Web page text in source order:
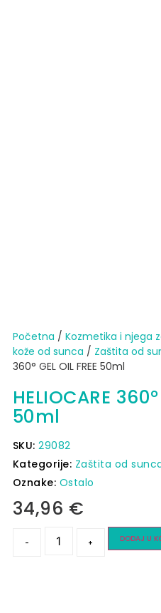
Početna / Kozmetika i njega
kože od sunca​ / Zaštita od
360° GEL OIL FREE 50ml
HELIOCARE
50ml
SKU:29082
Kategorije: Zaštita od
Oznake: Ostalo
34,96 €
- + DODAJ U